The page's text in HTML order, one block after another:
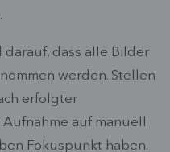
dass alle Bilder
werden. Stellen
erfolgter
auf manuell
Fokuspunkt haben.